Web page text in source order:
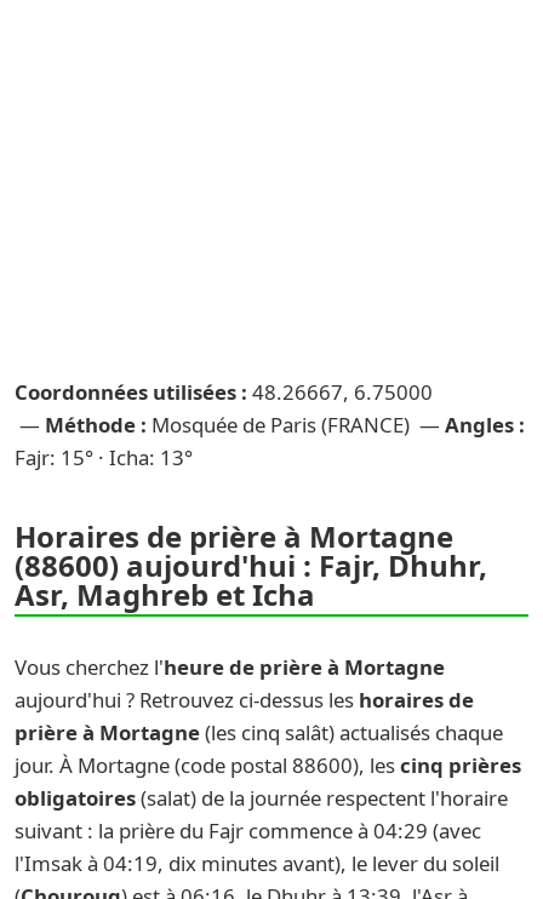
Coordonnées utilisées : 48.26667, 6.75000
— Méthode : Mosquée de Paris (FRANCE) — Angles :
Fajr: 15° · Icha: 13°
Horaires de prière à Mortagne
(88600) aujourd'hui : Fajr, Dhuhr,
Asr, Maghreb et Icha
Vous cherchez l'heure de prière à Mortagne
aujourd'hui ? Retrouvez ci-dessus les horaires de
prière à Mortagne(les cinq salât) actualisés chaque
jour. À Mortagne (code postal 88600), lescinq prières
obligatoires(salat) de la journée respectent l'horaire
suivant : la prière du Fajr commence à 04:29 (avec
l'Imsak à 04:19, dix minutes avant), le lever du soleil